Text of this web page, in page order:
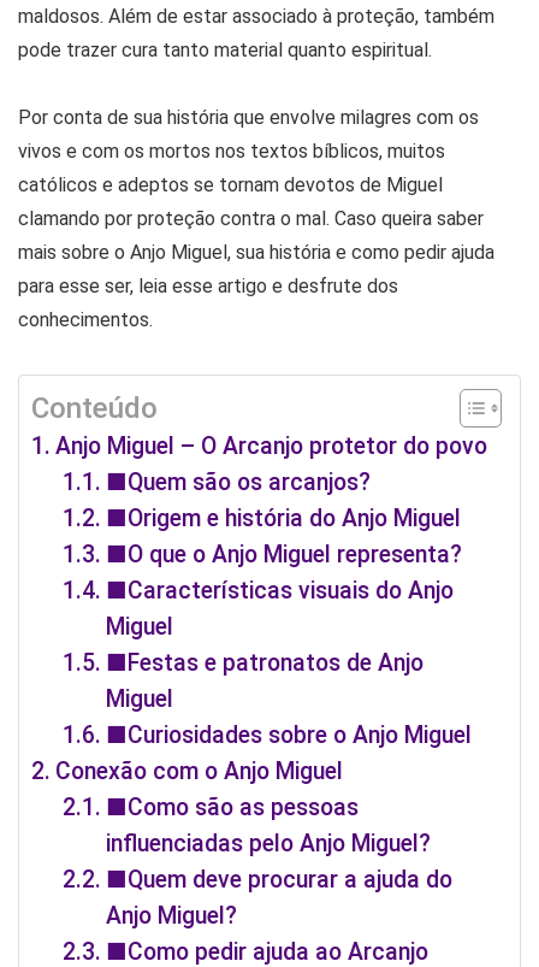
maldosos. Além de estar associado à proteção, também
pode trazer cura tanto material quanto espiritual.
Por conta de sua história que envolve milagres com os
vivos e com os mortos nos textos bíblicos, muitos
católicos e adeptos se tornam devotos de Miguel
clamando por proteção contra o mal. Caso queira saber
mais sobre o Anjo Miguel, sua história e como pedir ajuda
para esse ser, leia esse artigo e desfrute dos
conhecimentos.
Conteúdo
Anjo Miguel – O Arcanjo protetor do povo
■Quem são os arcanjos?
■Origem e história do Anjo Miguel
■O que o Anjo Miguel representa?
■Características visuais do Anjo
Miguel
■Festas e patronatos de Anjo
Miguel
■Curiosidades sobre o Anjo Miguel
Conexão com o Anjo Miguel
■Como são as pessoas
influenciadas pelo Anjo Miguel?
■Quem deve procurar a ajuda do
Anjo Miguel?
■Como pedir ajuda ao Arcanjo